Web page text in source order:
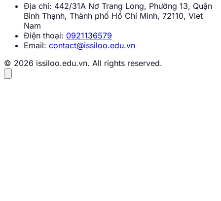
Địa chỉ: 442/31A Nơ Trang Long, Phường 13, Quận
Bình Thạnh, Thành phố Hồ Chí Minh, 72110, Viet
Nam
Điện thoại: 0921136579
Email: contact@issiloo.edu.vn
© 2026 issiloo.edu.vn. All rights reserved.